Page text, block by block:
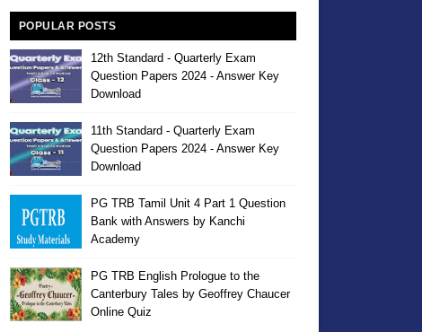
POPULAR POSTS
12th Standard - Quarterly Exam
Question Papers 2024 - Answer Key
Download
11th Standard - Quarterly Exam
Question Papers 2024 - Answer Key
Download
PG TRB Tamil Unit 4 Part 1 Question
Bank with Answers by Kanchi
Academy
PG TRB English Prologue to the
Canterbury Tales by Geoffrey Chaucer
Online Quiz